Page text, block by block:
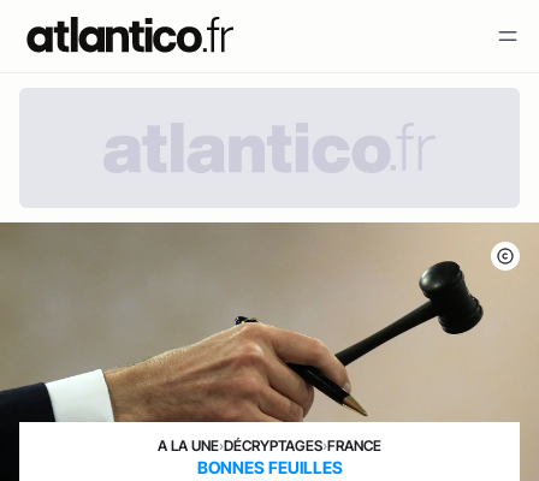
A LA UNE›DÉCRYPTAGES›FRANCE
BONNES FEUILLES